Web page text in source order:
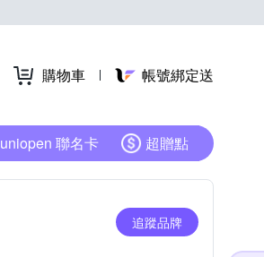
購物車 帳號綁定送
uniopen 聯名卡 超贈點
追蹤品牌